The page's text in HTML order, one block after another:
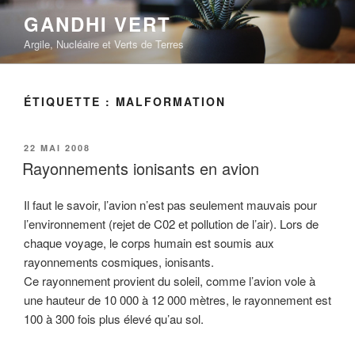
Aller
contenu
principal
GANDHI VERT
Argile, Nucléaire et Verts de Terres
ÉTIQUETTE : MALFORMATION
PUBLIÉ
LE
22 MAI 2008
Rayonnements ionisants en avion
Il faut le savoir, l’avion n’est pas seulement mauvais pour
l’environnement (rejet de C02 et pollution de l’air). Lors de
chaque voyage, le corps humain est soumis aux
rayonnements cosmiques, ionisants.
Ce rayonnement provient du soleil, comme l’avion vole à
une hauteur de 10 000 à 12 000 mètres, le rayonnement est
100 à 300 fois plus élevé qu’au sol.